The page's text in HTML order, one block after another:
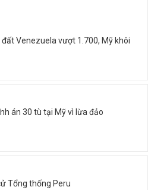
Venezuela vượt 1.700, Mỹ khôi
án 30 tù tại Mỹ vì lừa đảo
Tổng thống Peru